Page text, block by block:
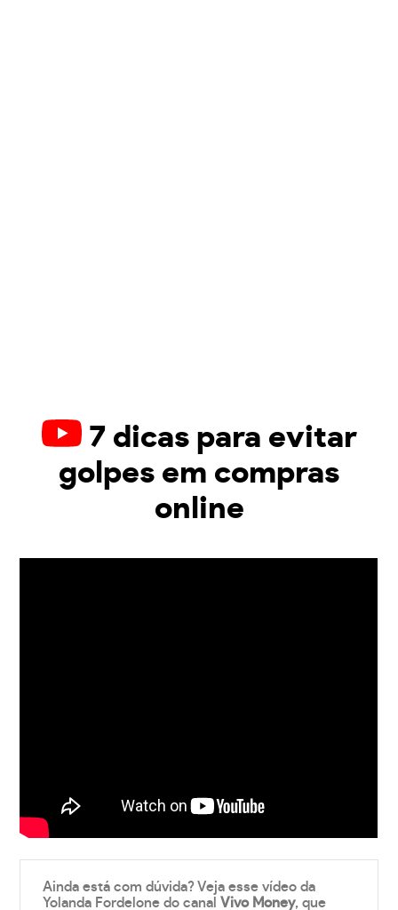
7 dicas para evitar
golpes em compras
online
Ainda está com dúvida? Veja esse vídeo da
Yolanda Fordelone do canalVivo Money, que